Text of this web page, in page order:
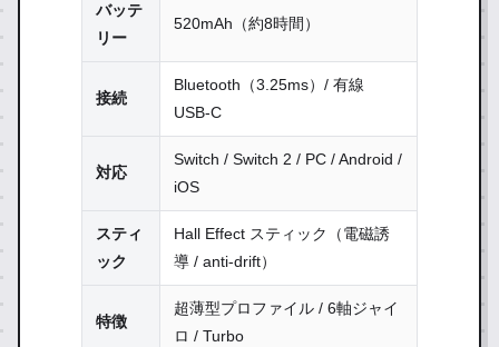
バッテ
リー
520mAh（約8時間）
接続
Bluetooth（3.25ms）/ 有線
USB-C
対応
Switch / Switch 2 / PC / Android /
iOS
スティ
ック
Hall Effect スティック（電磁誘
導 / anti-drift）
特徴
超薄型プロファイル / 6軸ジャイ
ロ / Turbo